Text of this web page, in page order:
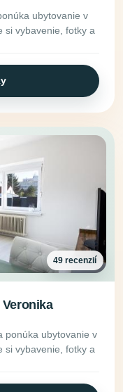
ubytovanie v
si vybavenie, fotky a
49 recenzií
ponúka ubytovanie v
si vybavenie, fotky a